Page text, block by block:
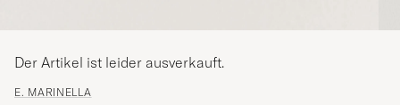
E. MARINELLA
Der Artikel ist leider ausverkauft.